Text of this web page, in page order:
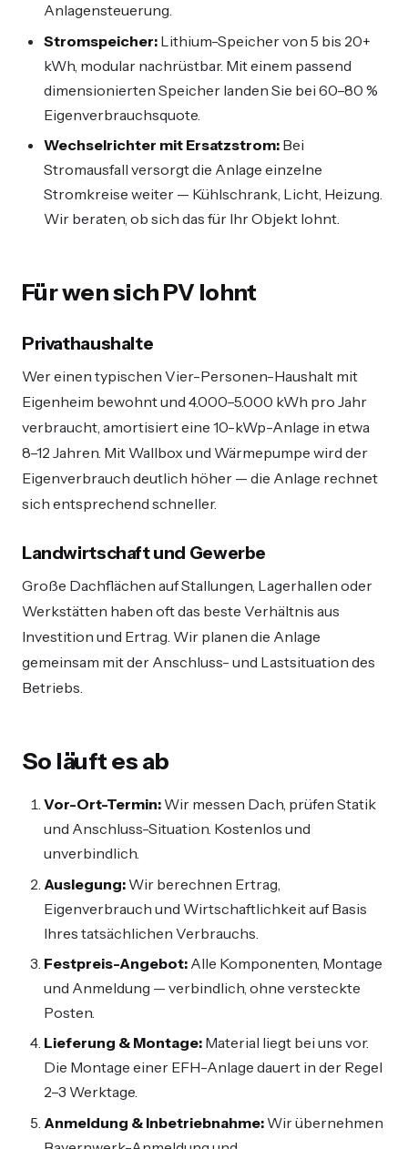
Anlagensteuerung.
Stromspeicher: Lithium-Speicher von 5 bis 20+
kWh, modular nachrüstbar. Mit einem passend
dimensionierten Speicher landen Sie bei 60–80 %
Eigenverbrauchsquote.
Wechselrichter mit Ersatzstrom: Bei
Stromausfall versorgt die Anlage einzelne
Stromkreise weiter — Kühlschrank, Licht, Heizung.
Wir beraten, ob sich das für Ihr Objekt lohnt.
Für wen sich PV lohnt
Privathaushalte
Wer einen typischen Vier-Personen-Haushalt mit
Eigenheim bewohnt und 4.000–5.000 kWh pro Jahr
verbraucht, amortisiert eine 10-kWp-Anlage in etwa
8–12 Jahren. Mit Wallbox und Wärmepumpe wird der
Eigenverbrauch deutlich höher — die Anlage rechnet
sich entsprechend schneller.
Landwirtschaft und Gewerbe
Große Dachflächen auf Stallungen, Lagerhallen oder
Werkstätten haben oft das beste Verhältnis aus
Investition und Ertrag. Wir planen die Anlage
gemeinsam mit der Anschluss- und Lastsituation des
Betriebs.
So läuft es ab
Vor-Ort-Termin: Wir messen Dach, prüfen Statik
und Anschluss-Situation. Kostenlos und
unverbindlich.
Auslegung: Wir berechnen Ertrag,
Eigenverbrauch und Wirtschaftlichkeit auf Basis
Ihres tatsächlichen Verbrauchs.
Festpreis-Angebot: Alle Komponenten, Montage
und Anmeldung — verbindlich, ohne versteckte
Posten.
Lieferung & Montage: Material liegt bei uns vor.
Die Montage einer EFH-Anlage dauert in der Regel
2–3 Werktage.
Anmeldung & Inbetriebnahme: Wir übernehmen